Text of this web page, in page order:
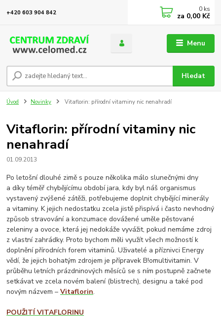
Menu
Hledat
+420 603 904 842 0 ks
za 0,00 Kč
Úvod Novinky Vitaflorin: přírodní vitaminy nic nenahradí
Vitaflorin: přírodní vitaminy nic
nenahradí
01.09.2013
Po letošní dlouhé zimě s pouze několika málo slunečnými dny
a díky téměř chybějícímu období jara, kdy byl náš organismus
vystavený zvýšené zátěži, potřebujeme doplnit chybějící minerály
a vitaminy. K jejich nedostatku zcela jistě přispívá i často nevhodný
způsob stravování a konzumace dovážené uměle pěstované
zeleniny a ovoce, která jej nedokáže vyvážit, pokud nemáme zdroj
z vlastní zahrádky. Proto bychom měli využít všech možností k
doplnění přírodních forem vitaminů. Uživatelé a příznivci Energy
vědí, že jejich bohatým zdrojem je přípravek B!omultivitamin. V
průběhu letních prázdninových měsíců se s ním postupně začnete
setkávat ve zcela novém balení (blistrech), designu a také pod
novým názvem –Vitaflorin.
POUŽITÍ VITAFLORINU